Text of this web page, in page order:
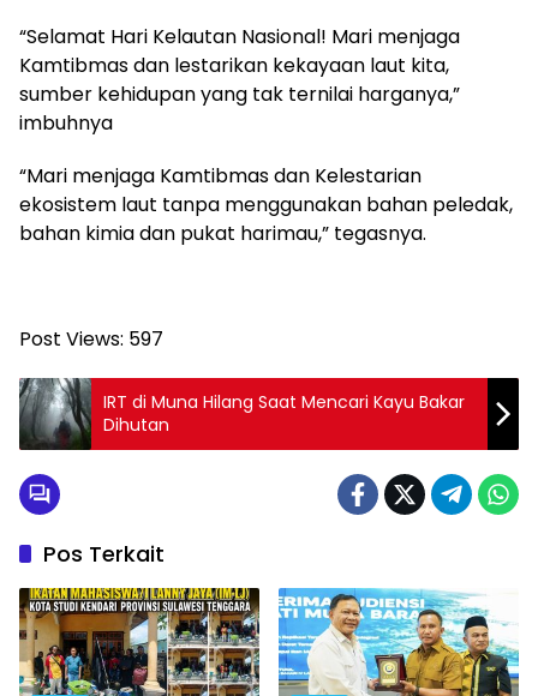
“Selamat Hari Kelautan Nasional! Mari menjaga
Kamtibmas dan lestarikan kekayaan laut kita,
sumber kehidupan yang tak ternilai harganya,”
imbuhnya
“Mari menjaga Kamtibmas dan Kelestarian
ekosistem laut tanpa menggunakan bahan peledak,
bahan kimia dan pukat harimau,” tegasnya.
Post Views: 597
IRT di Muna Hilang Saat Mencari Kayu Bakar
Dihutan
Pos Terkait